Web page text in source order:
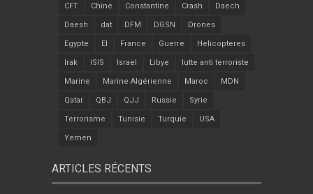
CFT Chine Constantine Crash Daech
Daesh dat DFM DGSN Drones
Egypte EI France Guerre Helicopteres
Irak ISIS Israel Libye lutte anti terroriste
Marine Marine Algérienne Maroc MDN
Qatar QBJ QJJ Russie Syrie
Terrorisme Tunisie Turquie USA
Yemen
ARTICLES RÉCENTS